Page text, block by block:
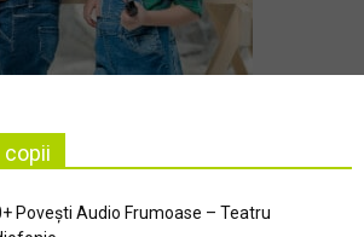
Povești Audio Frumoase – Teatru